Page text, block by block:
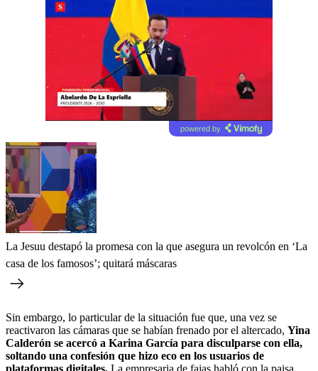
powered by
La Jesuu destapó la promesa con la que asegura un revolcón en ‘La
casa de los famosos’; quitará máscaras
Sin embargo, lo particular de la situación fue que, una vez se
reactivaron las cámaras que se habían frenado por el altercado, Yina
Calderón se acercó a Karina García para disculparse con ella,
soltando una confesión que hizo eco en los usuarios de